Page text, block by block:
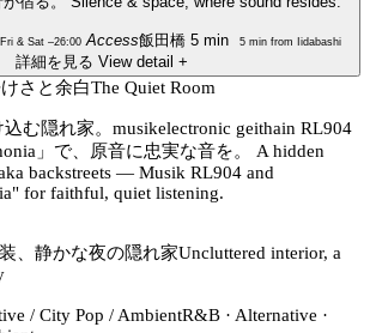
& Sat –26:00 Access飯田橋 5 min5 min from Iidabashi
詳細を見る View detail +
さと余白The Quiet Room
む隠れ家。musikelectronic geithain RL904
」で、原音に忠実な音を。
A hidden
backstreets — Musik RL904 and
for faithful, quiet listening.
、静かな夜の隠れ家Uncluttered interior, a
/ City Pop / AmbientR&B · Alternative ·